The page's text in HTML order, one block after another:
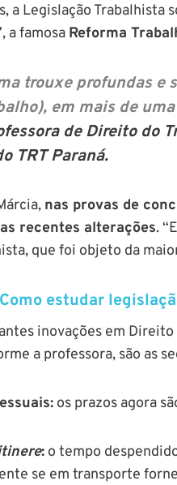
a Legislação
, a famosa Reforma
trouxe profundas
em mais de
de Direito do
TRT Paraná.
nas provas de
recentes alterações.
que foi objeto da
Como estudar
inovações em Direito
a professora, são as
os prazos agora
: o tempo
se em transporte